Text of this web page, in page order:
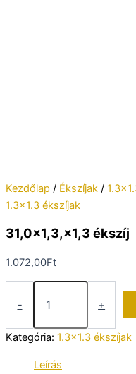
Kezdőlap / Ékszíjak /
1.3x1.3 ékszíjak
31,0×1,3,×1,3 ékszíj
1.072,00Ft
-
31,0×1,3,×1,3
+
Kategória: 1.3x1.3 ékszíjak
Leírás